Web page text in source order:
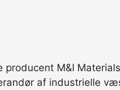
M&I
af industrielle